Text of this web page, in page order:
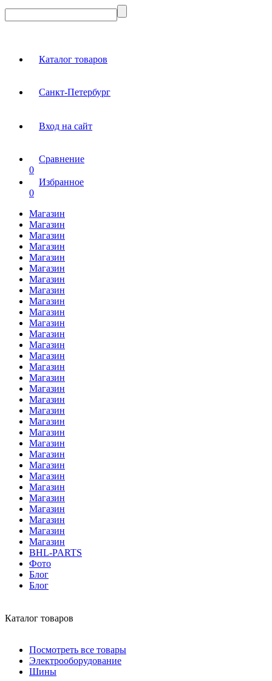
Каталог товаров
Санкт-Петербург
Вход на сайт
Сравнение
0
Избранное
0
Магазин
Магазин
Магазин
Магазин
Магазин
Магазин
Магазин
Магазин
Магазин
Магазин
Магазин
Магазин
Магазин
Магазин
Магазин
Магазин
Магазин
Магазин
Магазин
Магазин
Магазин
Магазин
Магазин
Магазин
Магазин
Магазин
Магазин
Магазин
Магазин
Магазин
Магазин
BHL-PARTS
Фото
Блог
Блог
Каталог товаров
Посмотреть все товары
Электрооборудование
Шины